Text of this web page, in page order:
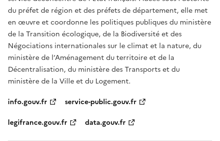
du préfet de région et des préfets de département, elle met
en œuvre et coordonne les politiques publiques du ministère
de la Transition écologique, de la Biodiversité et des
Négociations internationales sur le climat et la nature, du
ministère de l’Aménagement du territoire et de la
Décentralisation, du ministère des Transports et du
ministère de la Ville et du Logement.
info.gouv.fr
service-public.gouv.fr
legifrance.gouv.fr
data.gouv.fr